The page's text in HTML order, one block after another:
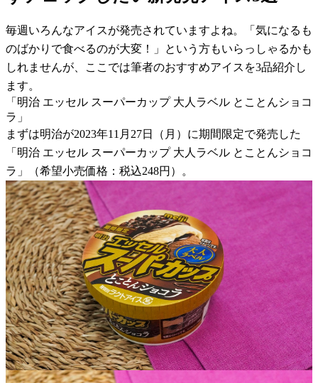
毎週いろんなアイスが発売されていますよね。「気になるも
のばかりで食べるのが大変！」という方もいらっしゃるかも
しれませんが、ここでは筆者のおすすめアイスを3品紹介し
ます。
「明治 エッセル スーパーカップ 大人ラベル とことんショコ
ラ」
まずは明治が2023年11月27日（月）に期間限定で発売した
「明治 エッセル スーパーカップ 大人ラベル とことんショコ
ラ」（希望小売価格：税込248円）。